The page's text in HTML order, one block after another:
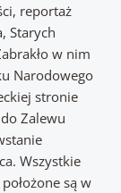
reportaż
Starych
w nim
Narodowego
stronie
Zalewu
Wszystkie
są w